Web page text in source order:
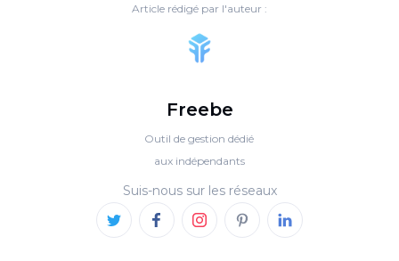
Article rédigé par l'auteur :
Freebe
Outil de gestion dédié
aux indépendants
Suis-nous sur les réseaux